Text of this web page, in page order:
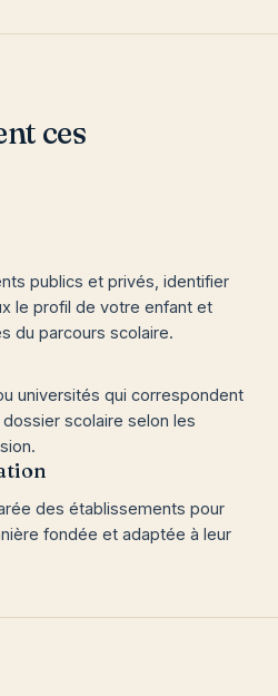
ces
publics et privés, identifier
le profil de votre enfant et
du parcours scolaire.
universités qui correspondent
scolaire selon les
des établissements pour
fondée et adaptée à leur